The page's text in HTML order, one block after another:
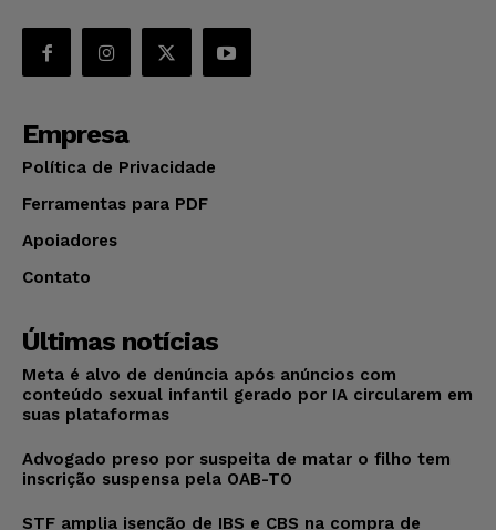
Empresa
Política de Privacidade
Ferramentas para PDF
Apoiadores
Contato
Últimas notícias
Meta é alvo de denúncia após anúncios com
conteúdo sexual infantil gerado por IA circularem em
suas plataformas
Advogado preso por suspeita de matar o filho tem
inscrição suspensa pela OAB-TO
STF amplia isenção de IBS e CBS na compra de